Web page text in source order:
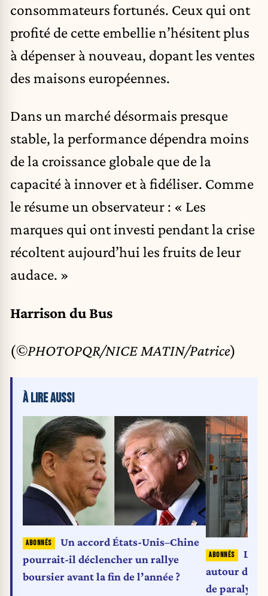
consommateurs fortunés. Ceux qui ont
profité de cette embellie n’hésitent plus
à dépenser à nouveau, dopant les ventes
des maisons européennes.
Dans un marché désormais presque
stable, la performance dépendra moins
de la croissance globale que de la
capacité à innover et à fidéliser. Comme
le résume un observateur : « Les
marques qui ont investi pendant la crise
récoltent aujourd’hui les fruits de leur
audace. »
Harrison du Bus
(©PHOTOPQR/NICE MATIN/Patrice)
À LIRE AUSSI
Un accord États-Unis–Chine
pourrait-il déclencher un rallye
boursier avant la fin de l’année ?
La
autour des
de